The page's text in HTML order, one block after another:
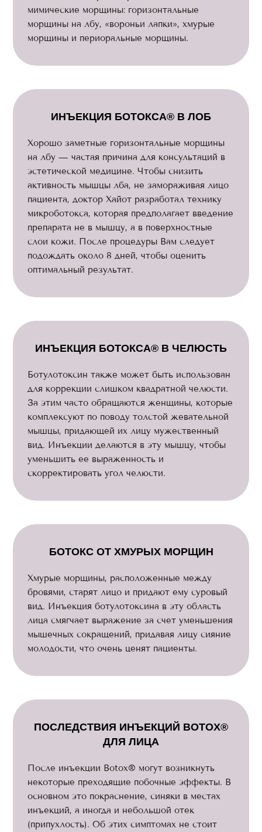
мимические морщины: горизонтальные
морщины на лбу, «вороньи лапки», хмурые
морщины и периоральные морщины.
ИНЪЕКЦИЯ БОТОКСА® В ЛОБ
Хорошо заметные горизонтальные морщины
на лбу — частая причина для консультаций в
эстетической медицине. Чтобы снизить
активность мышцы лба, не замораживая лицо
пациента, доктор Хайот разработал технику
микроботокса, которая предполагает введение
препарата не в мышцу, а в поверхностные
слои кожи. После процедуры Вам следует
подождать около 8 дней, чтобы оценить
оптимальный результат.
ИНЪЕКЦИЯ БОТОКСА® В ЧЕЛЮСТЬ
Ботулотоксин также может быть использован
для коррекции слишком квадратной челюсти.
За этим часто обращаются женщины, которые
комплексуют по поводу толстой жевательной
мышцы, придающей их лицу мужественный
вид. Инъекции делаются в эту мышцу, чтобы
уменьшить ее выраженность и
скорректировать угол челюсти.
БОТОКС ОТ ХМУРЫХ МОРЩИН
Хмурые морщины, расположенные между
бровями, старят лицо и придают ему суровый
вид. Инъекция ботулотоксина в эту область
лица смягчает выражение за счет уменьшения
мышечных сокращений, придавая лицу сияние
молодости, что очень ценят пациенты.
ПОСЛЕДСТВИЯ ИНЪЕКЦИЙ BOTOX®
ДЛЯ ЛИЦА
После инъекции Botox® могут возникнуть
некоторые преходящие побочные эффекты. В
основном это покраснение, синяки в местах
инъекций, а иногда и небольшой отек
(припухлость). Об этих симптомах не стоит